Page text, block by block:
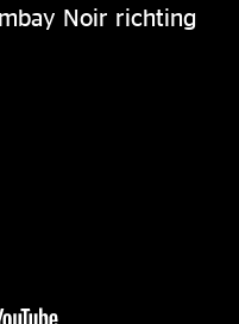
Noir richting